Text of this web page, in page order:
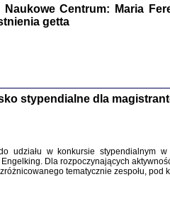
Naukowe Centrum: Maria
getta
stypendialne dla
udziału w konkursie stypendialnym
Dla rozpoczynających
tematycznie zespołu,